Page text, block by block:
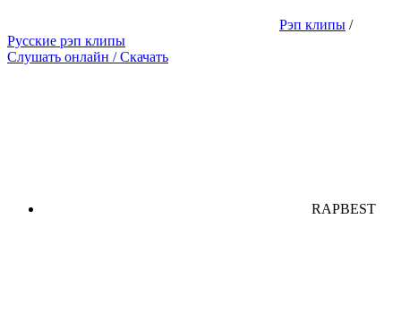
Рэп клипы /
Русские рэп клипы
Слушать онлайн / Скачать
RAPBEST